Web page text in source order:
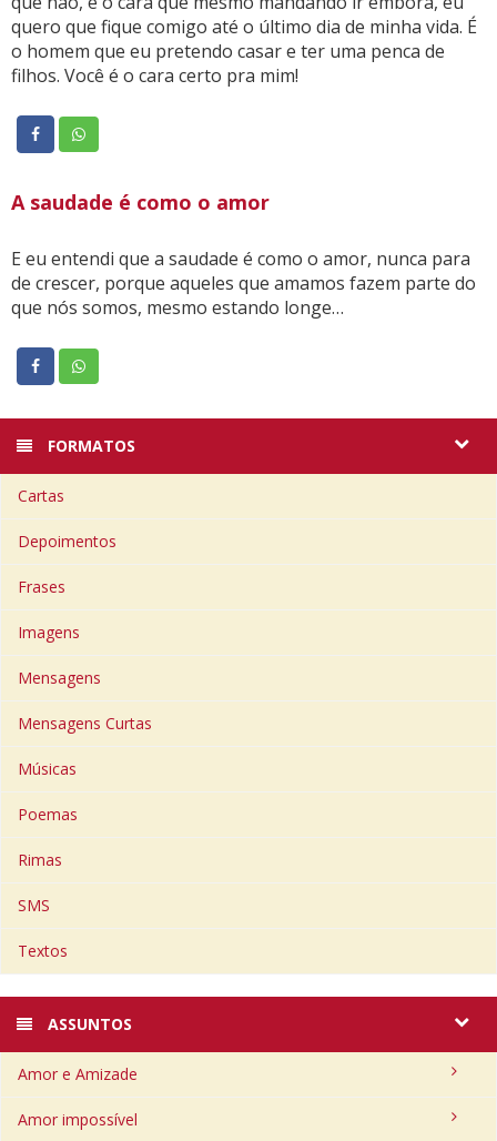
quero que fique comigo até o último dia de minha vida. É
o homem que eu pretendo casar e ter uma penca de
filhos. Você é o cara certo pra mim!
A saudade é como o amor
E eu entendi que a saudade é como o amor, nunca para
de crescer, porque aqueles que amamos fazem parte do
que nós somos, mesmo estando longe…
FORMATOS
Cartas
Depoimentos
Frases
Imagens
Mensagens
Mensagens Curtas
Músicas
Poemas
Rimas
SMS
Textos
ASSUNTOS
Amor e Amizade
Amor impossível